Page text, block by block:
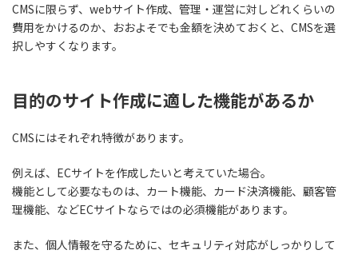
CMSに限らず、webサイト作成、管理・運営に対しどれくらいの
費用をかけるのか、おおよそでも金額を決めておくと、CMSを選
択しやすくなります。
目的のサイト作成に適した機能があるか
CMSにはそれぞれ特徴があります。
例えば、ECサイトを作成したいと考えていた場合。
機能として必要なものは、カート機能、カード決済機能、顧客管
理機能、などECサイトならではの必須機能があります。
また、個人情報を守るために、セキュリティ対応がしっかりして